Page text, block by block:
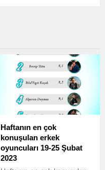
Haftanın en çok
konuşulan erkek
oyuncuları 19-25 Şubat
2023